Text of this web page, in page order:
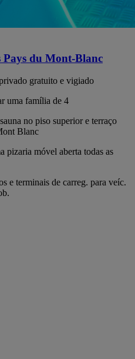
Pays du Mont-Blanc
gratuito e vigiado
uma família de 4
no piso superior e terraço
Blanc
pizaria móvel aberta todas as
e terminais de carreg. para veíc.